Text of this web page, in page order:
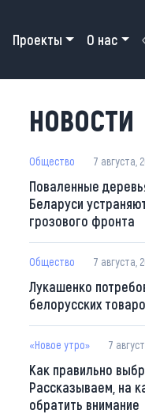
Проекты О нас
НОВОСТИ
Общество 7 августа,
Поваленные
Беларуси
грозового фронта
Общество 7 августа,
Лукашенко
белорусских
«Новое утро» 7
Как правильно
Рассказываем, на
обратить внимание